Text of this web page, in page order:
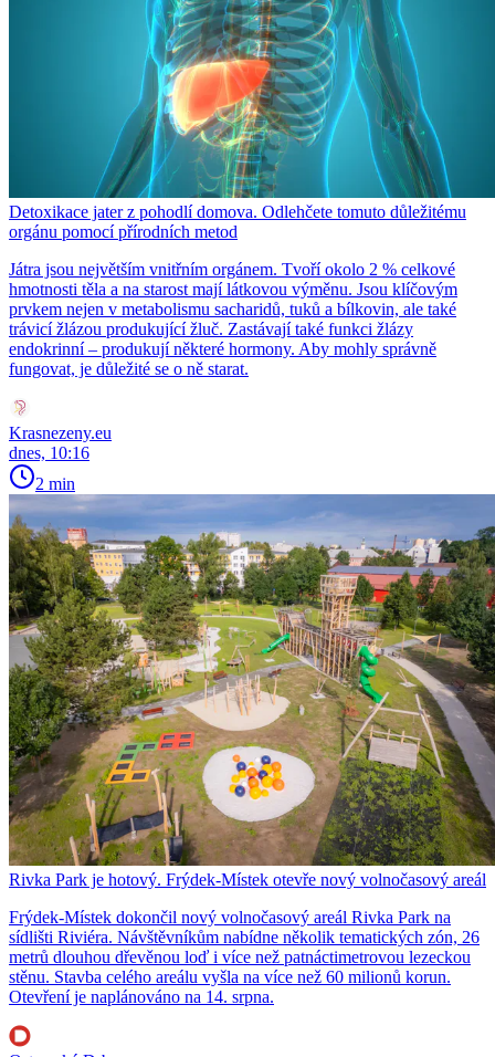
Detoxikace jater z pohodlí domova. Odlehčete tomuto důležitému
orgánu pomocí přírodních metod
Játra jsou největším vnitřním orgánem. Tvoří okolo 2 % celkové
hmotnosti těla a na starost mají látkovou výměnu. Jsou klíčovým
prvkem nejen v metabolismu sacharidů, tuků a bílkovin, ale také
trávicí žlázou produkující žluč. Zastávají také funkci žlázy
endokrinní – produkují některé hormony. Aby mohly správně
fungovat, je důležité se o ně starat.
Krasnezeny.eu
dnes, 10:16
2 min
Rivka Park je hotový. Frýdek-Místek otevře nový volnočasový areál
Frýdek-Místek dokončil nový volnočasový areál Rivka Park na
sídlišti Riviéra. Návštěvníkům nabídne několik tematických zón, 26
metrů dlouhou dřevěnou loď i více než patnáctimetrovou lezeckou
stěnu. Stavba celého areálu vyšla na více než 60 milionů korun.
Otevření je naplánováno na 14. srpna.